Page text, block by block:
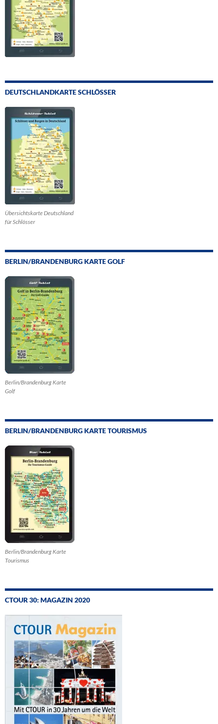
DEUTSCHLANDKARTE SCHLÖSSER
Übersichtskarte Deutschland
für Schlösser
BERLIN/BRANDENBURG KARTE GOLF
Berlin/Brandenburg Karte
Golf
BERLIN/BRANDENBURG KARTE TOURISMUS
Berlin/Brandenburg Karte
Tourismus
CTOUR 30: MAGAZIN 2020